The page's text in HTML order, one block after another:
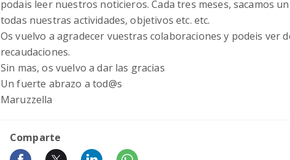
podais leer nuestros noticieros. Cada tres meses, sacamos
todas nuestras actividades, objetivos etc. etc.
Os vuelvo a agradecer vuestras colaboraciones y podeis ver
recaudaciones.
Sin mas, os vuelvo a dar las gracias
Un fuerte abrazo a tod@s
Maruzzella
Comparte